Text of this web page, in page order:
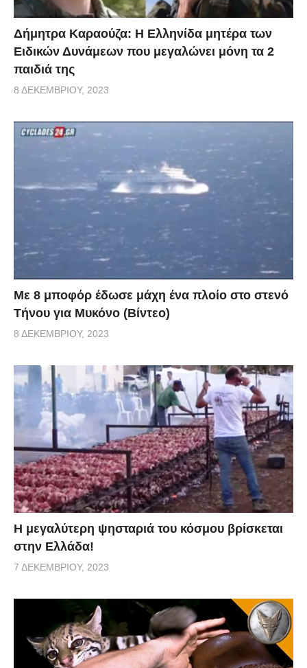
Δήμητρα Καραούζα: Η Ελληνίδα μητέρα των
Ειδικών Δυνάμεων που μεγαλώνει μόνη τα 2
παιδιά της
8 ΔΕΚΕΜΒΡΊΟΥ, 2023
Με 8 μποφόρ έδωσε μάχη ένα πλοίο στο στενό
Τήνου για Μυκόνο (Βίντεο)
8 ΔΕΚΕΜΒΡΊΟΥ, 2023
Η μεγαλύτερη ψησταριά του κόσμου βρίσκεται
στην Ελλάδα!
7 ΔΕΚΕΜΒΡΊΟΥ, 2023